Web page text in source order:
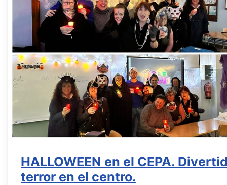
HALLOWEEN en el CEPA.
terror en el centro.